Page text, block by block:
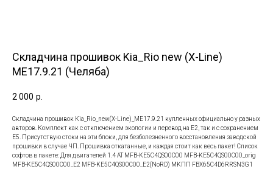
Складчина прошивок Kia_Rio new (X-Line)
ME17.9.21 (Челяба)
2 000 р.
Складчина прошивок Kia_Rio_new(X-Line)_ME17.9.21 купленных официально у разных
авторов. Комплект как с отключением экологии и перевод на Е2, так и с сохранением
Е5. Присутствую стоки на эти блоки, для безболезненного восстановления заводской
прошивки в случае ЧП. Прошивка откатанные, и каждая стоит как весь пакет! Список
софтов в пакете: Для двигателей 1.4 AT MFB-KE5C4QS00C00 MFB-KE5C4QS00C00_orig
MFB-KE5C4QS00C00_E2 MFB-KE5C4QS00C00_E2(NoRD) MKПП FBX65C4D6RRSN3G1